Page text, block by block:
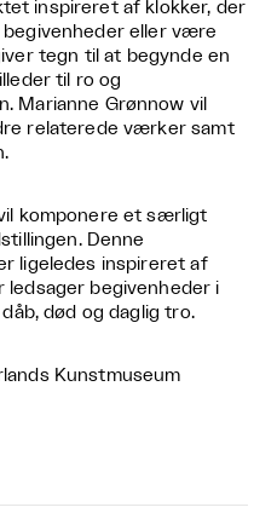
inspireret af klokker, der
begivenheder eller være
tegn til at begynde en
til ro og
Marianne Grønnow vil
relaterede værker samt
komponere et særligt
Denne
ligeledes inspireret af
ledsager begivenheder i
dåb, død og daglig tro.
Kunstmuseum